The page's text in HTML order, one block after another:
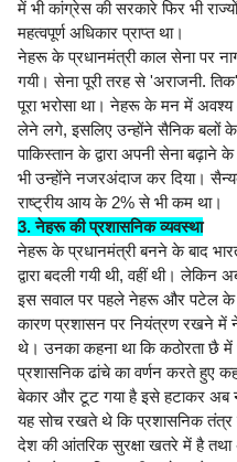
में भी कांग्रेस की सरकारे फिर भी
महत्वपूर्ण अधिकार प्राप्त था।
नेहरू के प्रधानमंत्री काल सेना पर
गयी। सेना पूरी तरह से 'अराजनी.
पूरा भरोसा था। नेहरू के मन में अवश्य
लेने लगे, इसलिए उन्होंने सैनिक बलों के
पाकिस्तान के द्वारा अपनी सेना
भी उन्होंने नजरअंदाज कर दिया।
राष्ट्रीय आय के 2% से भी कम था।
3. नेहरू की प्रशासनिक व्यवस्था
नेहरू के प्रधानमंत्री बनने के बाद
द्वारा बदली गयी थी, वहीं थी। लेकिन
इस सवाल पर पहले नेहरू और पटेल के
कारण प्रशासन पर नियंत्रण रखने में
थे। उनका कहना था कि कठोरता छै में
प्रशासनिक ढांचे का वर्णन करते हुए
बेकार और टूट गया है इसे हटाकर अब
यह सोच रखते थे कि प्रशासनिक
देश की आंतरिक सुरक्षा खतरे में है तथा